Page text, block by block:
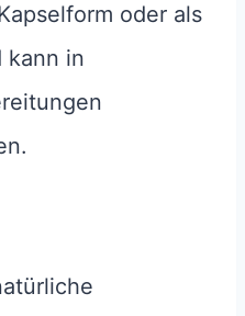
oder als
kann in